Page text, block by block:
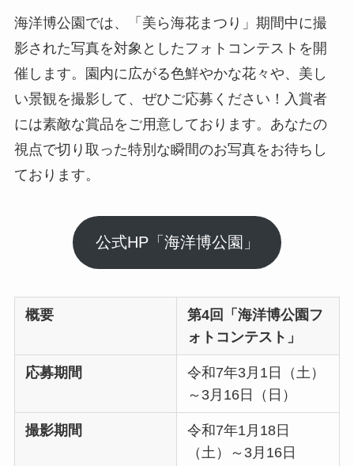
海洋博公園では、「美ら海花まつり」期間中に撮
影された写真を対象としたフォトコンテストを開
催します。園内に広がる色鮮やかな花々や、美し
い景観を撮影して、ぜひご応募ください！入賞者
には素敵な賞品をご用意しております。あなたの
視点で切り取った特別な瞬間のお写真をお待ちし
ております。
公式HP「海洋博公園」
概要
第4回「海洋博公園フ
ォトコンテスト」
応募期間
令和7年3月1日（土）
～3月16日（日）
撮影期間
令和7年1月18日
（土）～3月16日